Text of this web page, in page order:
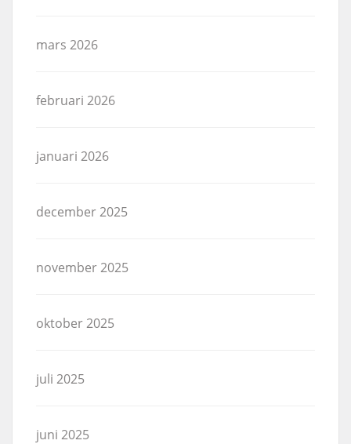
mars 2026
februari 2026
januari 2026
december 2025
november 2025
oktober 2025
juli 2025
juni 2025